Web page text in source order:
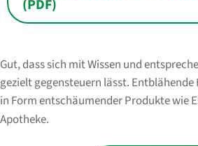
(PDF)
Gut, dass sich mit Wissen und
gezielt gegensteuern lässt.
in Form entschäumender Produkte wie
Apotheke.